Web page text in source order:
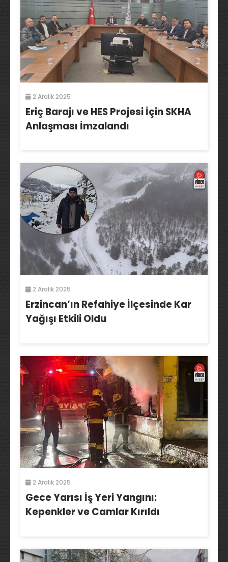
2 Aralık 2025
Eriç Barajı ve HES Projesi İçin SKHA
Anlaşması İmzalandı
2 Aralık 2025
Erzincan’ın Refahiye İlçesinde Kar
Yağışı Etkili Oldu
2 Aralık 2025
Gece Yarısı İş Yeri Yangını:
Kepenkler ve Camlar Kırıldı